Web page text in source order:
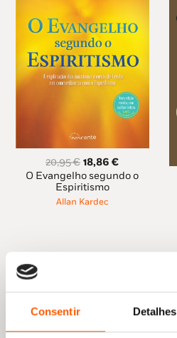
Consentir Detalhes
20,95€ O
preço
original
era:
18,86€O
preço
O Evangelho segundo o
Espiritismo
Allan Kardec